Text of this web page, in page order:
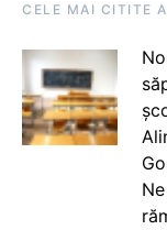
CELE MAI CITITE